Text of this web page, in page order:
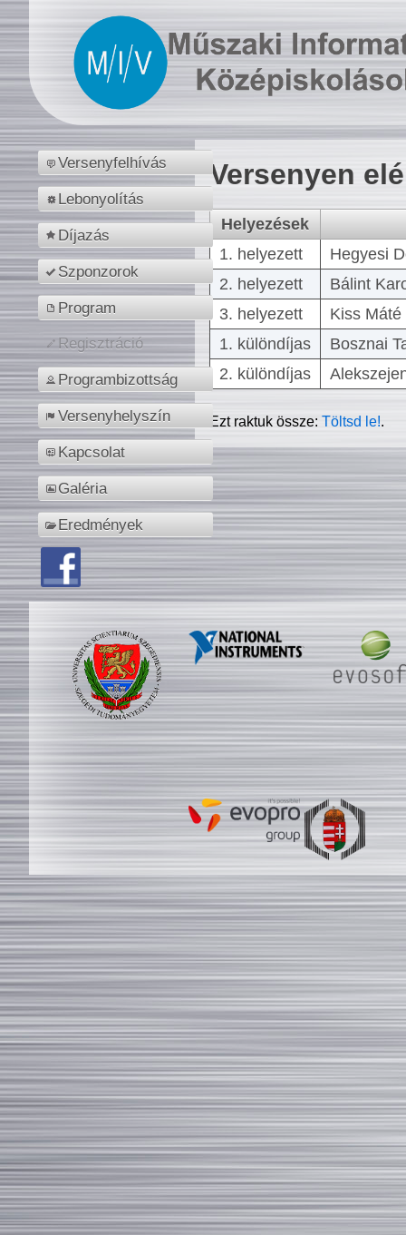
Versenyfelhívás
Lebonyolítás
Díjazás
Szponzorok
Program
Regisztráció
Programbizottság
Versenyhelyszín
Kapcsolat
Galéria
Eredmények
Versenyen
Helyezések
1. helyezett
Hegyesi
2. helyezett
Bálint
3. helyezett
Kiss
1. különdíjas
Bosznai
2. különdíjas
Ezt raktuk össze:Töltsd le!.